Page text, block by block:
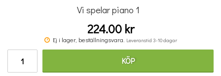
Vi spelar piano 2
Vi spelar piano 1
224.00 kr
Ej i lager, beställningsvara. Leveranstid 3-10 dagar
KÖP